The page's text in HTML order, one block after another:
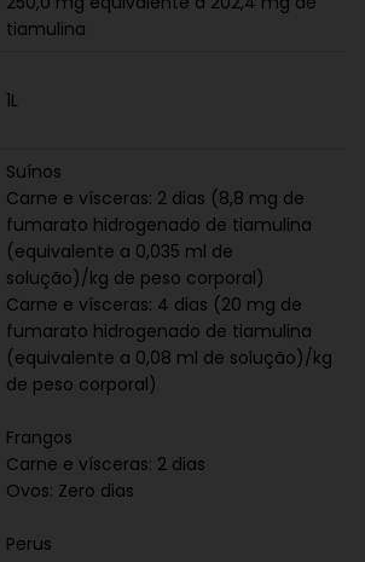
tiamulina
1L
Suínos
Carne e vísceras: 2 dias (8,8 mg de
fumarato hidrogenado de tiamulina
(equivalente a 0,035 ml de
solução)/kg de peso corporal)
Carne e vísceras: 4 dias (20 mg de
fumarato hidrogenado de tiamulina
(equivalente a 0,08 ml de solução)/kg
de peso corporal)
Frangos
Carne e vísceras: 2 dias
Ovos: Zero dias
Perus